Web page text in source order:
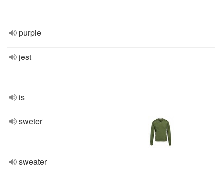
purple
jest
is
sweter
sweater